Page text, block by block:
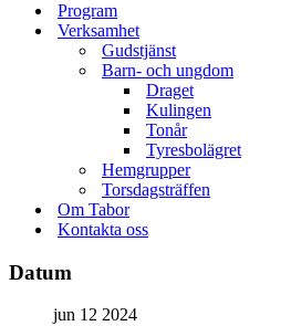
Program
Verksamhet
Gudstjänst
Barn- och ungdom
Draget
Kulingen
Tonår
Tyresbolägret
Hemgrupper
Torsdagsträffen
Om Tabor
Kontakta oss
Datum
jun 12 2024